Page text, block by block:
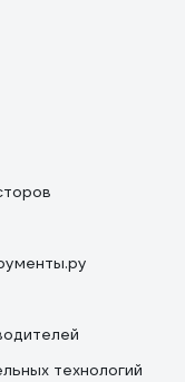
технологий